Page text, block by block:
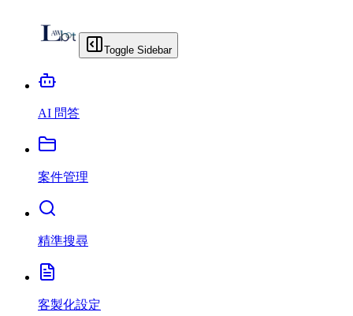
Toggle Sidebar
AI 問答
案件管理
精準搜尋
客製化設定